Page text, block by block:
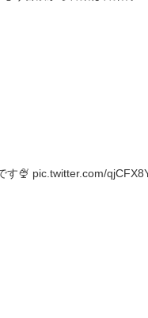
す🍨 pic.twitter.com/